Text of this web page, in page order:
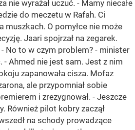
nie wyrażał uczuć. - Mamy niecałe
do meczetu w Rafah. Ci
muszkach. O pomyłce nie może
Jaari spojrzał na zegarek.
No to w czym problem? - minister
- Ahmed nie jest sam. Jest z nim
zapanowała cisza. Mofaz
ale przypomniał sobie
i zrezygnował. - Jeszcze
Również pilot kobry zaczął
na schody prowadzące